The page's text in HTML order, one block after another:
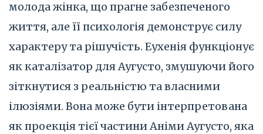
молода жінка, що прагне забезпеченого
життя, але її психологія демонструє силу
характеру та рішучість. Еухенія функціонує
як каталізатор для Аугусто, змушуючи його
зіткнутися з реальністю та власними
ілюзіями. Вона може бути інтерпретована
як проекція тієї частини Аніми Аугусто, яка